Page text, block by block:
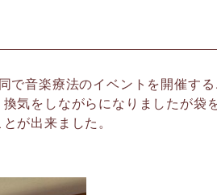
音楽療法のイベントを開催す
気をしながらになりましたが袋
が出来ました。